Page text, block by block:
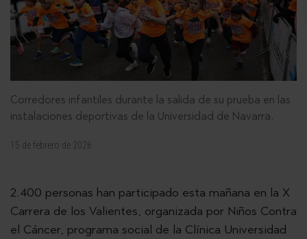
Corredores infantiles durante la salida de su prueba en las
instalaciones deportivas de la Universidad de Navarra.
15 de febrero de 2026
2.400 personas han participado esta mañana en la X
Carrera de los Valientes, organizada por Niños Contra
el Cáncer, programa social de la Clínica Universidad